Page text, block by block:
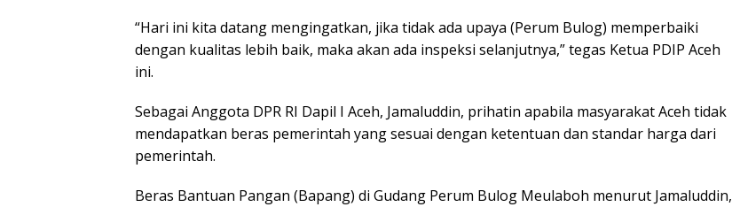
“Hari ini kita datang mengingatkan, jika tidak ada upaya (Perum Bulog) memperbaiki
dengan kualitas lebih baik, maka akan ada inspeksi selanjutnya,” tegas Ketua PDIP Aceh
ini.
Sebagai Anggota DPR RI Dapil I Aceh, Jamaluddin, prihatin apabila masyarakat Aceh tidak
mendapatkan beras pemerintah yang sesuai dengan ketentuan dan standar harga dari
pemerintah.
Beras Bantuan Pangan (Bapang) di Gudang Perum Bulog Meulaboh menurut Jamaluddin,